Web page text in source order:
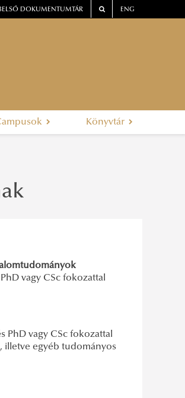
DOKUMENTUMTÁR ENG
Könyvtár
vagy CSc fokozattal
vagy CSc fokozattal
illetve egyéb tudományos